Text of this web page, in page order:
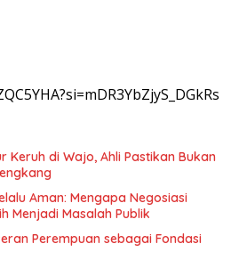
Keruh di Wajo, Ahli Pastikan Bukan
Aman: Mengapa Negosiasi
Menjadi Masalah Publik
Perempuan sebagai Fondasi